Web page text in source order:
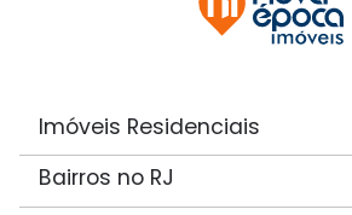
Imóveis Residenciais
Bairros no RJ